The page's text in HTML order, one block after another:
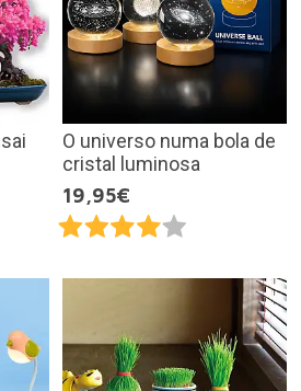
O universo numa bola de
cristal luminosa
19,95€